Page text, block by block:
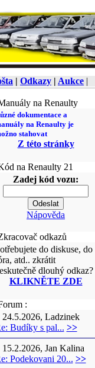
| Odkazy | Aukce |
na Renaulty
dokumentace a
na Renaulty je
stahovat
Z této stránky
na Renaulty 21
Zadej kód vozu:
Nápověda
odkazů
do diskuse, do
atd.. zkrátit
dlouhý odkaz?
KLIKNĚTE ZDE
:
24.5.2026, Ladzinek
Budíky s pal... >>
15.2.2026, Jan Kalina
Podekovani 20... >>